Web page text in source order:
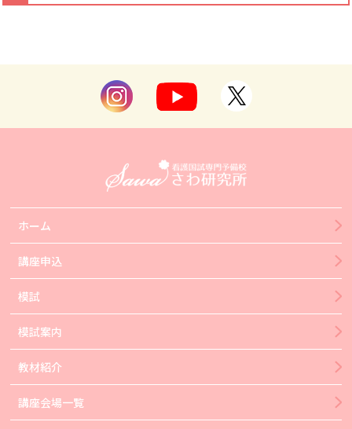
ホーム
講座申込
模試
模試案内
教材紹介
講座会場一覧